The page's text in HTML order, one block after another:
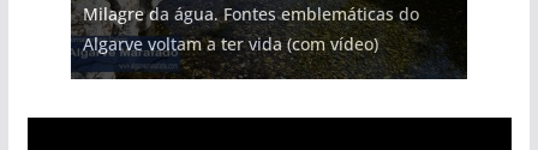
Milagre da água. Fontes emblemáticas do
Algarve voltam a ter vida (com vídeo)
Tapas do mar a 3 euros cada. Nova rota
gastronómica nasce no Algarve
milhões de euros na construção de dois
hotéis (com vídeo)
Tempestades roubam areia de praias e põem
arribas em risco no Algarve (com vídeo)
Foto do dia: uma cidade algarvia que cresceu
entre redes e fábricas